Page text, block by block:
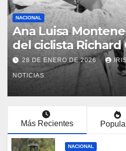
NACIONAL
Fiscalía del
hogar de
presidencial
Caja Chica
28 DE ENERO DE 2026
NOTICIAS
Más Recientes
NACIONAL